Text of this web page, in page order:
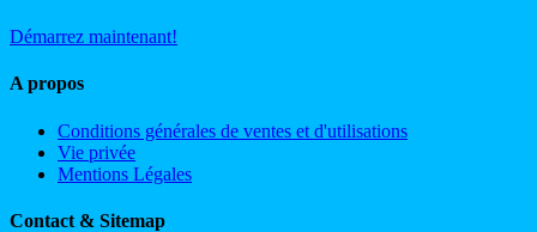
Démarrez maintenant!
A propos
Conditions générales de ventes et d'utilisations
Vie privée
Mentions Légales
Contact & Sitemap